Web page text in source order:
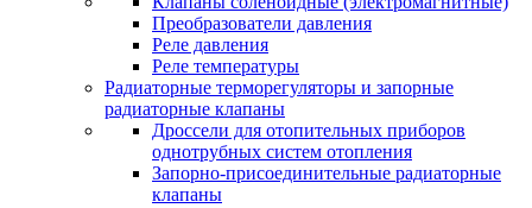
Преобразователи давления
Реле давления
Реле температуры
Радиаторные терморегуляторы и запорные
радиаторные клапаны
Дроссели для отопительных приборов
однотрубных систем отопления
Запорно-присоединительные радиаторные
клапаны